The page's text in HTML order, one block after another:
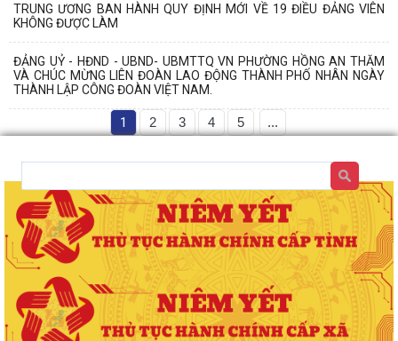
TRUNG ƯƠNG BAN HÀNH QUY ĐỊNH MỚI VỀ 19 ĐIỀU ĐẢNG VIÊN
KHÔNG ĐƯỢC LÀM
ĐẢNG UỶ - HĐND - UBND- UBMTTQ VN PHƯỜNG HỒNG AN THĂM
VÀ CHÚC MỪNG LIÊN ĐOÀN LAO ĐỘNG THÀNH PHỐ NHÂN NGÀY
THÀNH LẬP CÔNG ĐOÀN VIỆT NAM.
1 2 3 4 5 ...